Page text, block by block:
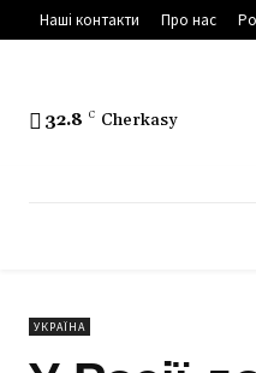
Наші контакти Про нас
32.8 C Cherkasy
УКРАЇНА